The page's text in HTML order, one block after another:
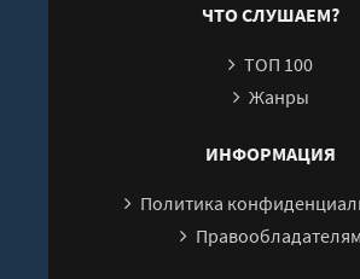
ЧТО СЛУШАЕМ?
ТОП 100
Жанры
ИНФОРМАЦИЯ
Политика
Правообладателям